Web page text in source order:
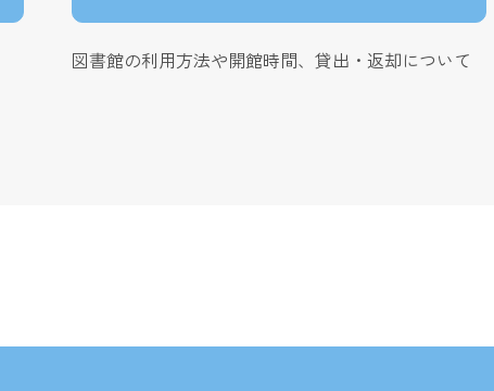
図書館の利用方法や開館時間、貸出・返却について